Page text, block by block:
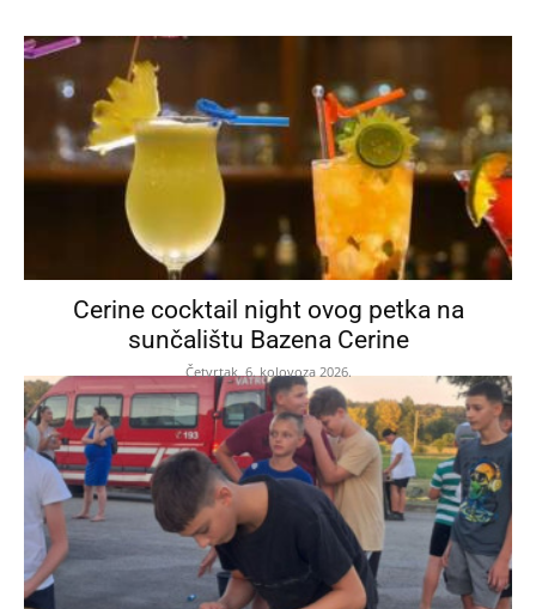
Cerine cocktail night ovog petka na
sunčalištu Bazena Cerine
Četvrtak, 6. kolovoza 2026.